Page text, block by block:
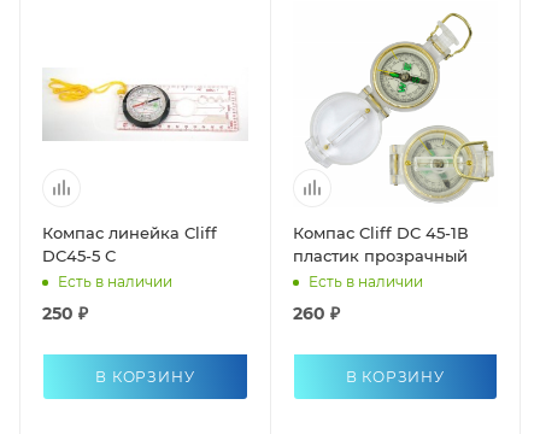
Компас линейка Cliff
DC45-5 С
Есть в наличии
250 ₽
В КОРЗИНУ
Компас Cliff DC 45-1В
пластик прозрачный
Есть в наличии
260 ₽
В КОРЗИНУ